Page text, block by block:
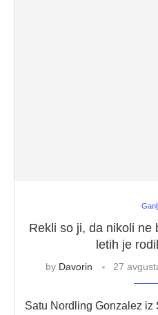
Rekli so ji, da nikoli ne
letih je
by Davorin 27
Satu Nordling Gonzalez iz